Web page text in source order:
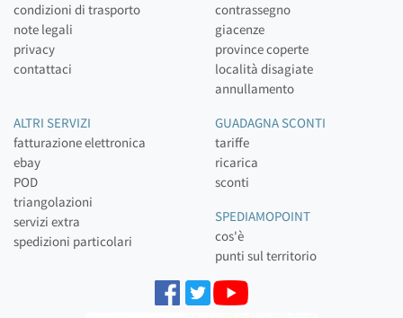
condizioni di trasporto
note legali
privacy
contattaci
contrassegno
giacenze
province coperte
località disagiate
annullamento
ALTRI SERVIZI
fatturazione elettronica
ebay
POD
triangolazioni
servizi extra
spedizioni particolari
GUADAGNA SCONTI
tariffe
ricarica
sconti
SPEDIAMOPOINT
cos'è
punti sul territorio